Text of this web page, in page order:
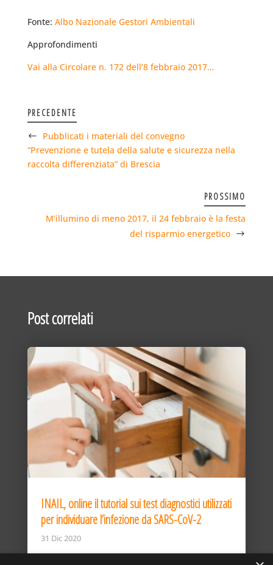
Fonte: Albo Nazionale Gestori Ambientali
Approfondimenti
Vai alla Circolare n. 172 dell’8 febbraio 2017…
PRECEDENTE
Pubblicati i materiali del convegno
“Prevenzione e tutela della salute e sicurezza nella
raccolta differenziata” di Brescia
PROSSIMO
M’illumino di meno 2017, il 24 febbraio è la festa
del risparmio energetico
Post correlati
INAIL, online il tutorial sui test diagnostici utilizzati
per individuare l’infezione da SARS-CoV-2
31 Dic 2020